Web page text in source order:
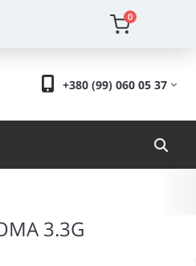
0
+380 (99) 060 05 37
3.3G